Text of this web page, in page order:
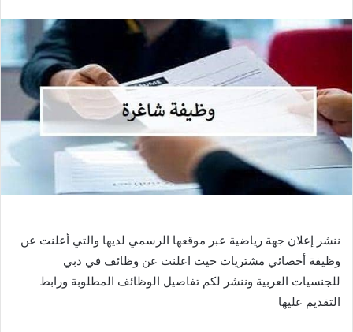
ننشر إعلان جهة رياضية عبر موقعها الرسمي لديها والتي أعلنت عن
وظيفة أخصائي مشتريات حيث اعلنت عن وظائف في دبي
للجنسيات العربية وننشر لكم تفاصيل الوظائف المطلوبة ورابط
التقديم عليها